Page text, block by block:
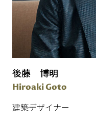
後藤 博明
Hiroaki Goto
建築デザイナー